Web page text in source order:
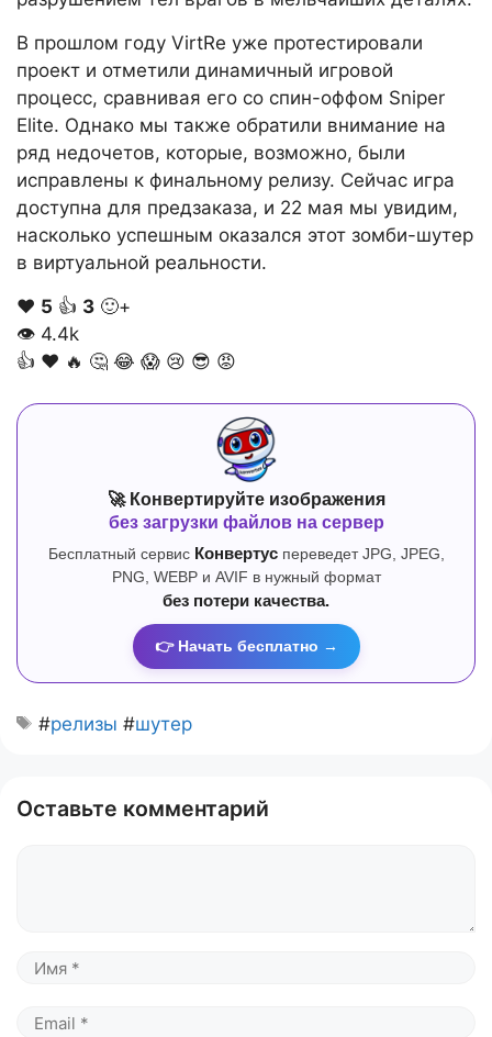
В прошлом году VirtRe уже протестировали
проект и отметили динамичный игровой
процесс, сравнивая его со спин-оффом Sniper
Elite. Однако мы также обратили внимание на
ряд недочетов, которые, возможно, были
исправлены к финальному релизу. Сейчас игра
доступна для предзаказа, и 22 мая мы увидим,
насколько успешным оказался этот зомби-шутер
в виртуальной реальности.
❤️ 5 👍 3 🙂+
👁 4.4k
👍 ❤️ 🔥 🤔 😂 😱 😢 😎 😡
🚀 Конвертируйте изображения
без загрузки файлов на сервер
Бесплатный сервис Конвертуспереведет JPG, JPEG,
PNG, WEBP и AVIF в нужный формат
без потери качества.
👉 Начать бесплатно →
#релизы #шутер
Оставьте комментарий
Имя
Email